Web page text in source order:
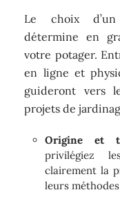
Le choix
détermine en
votre potager.
en ligne et
guideront vers
projets de
Origine et
privilégiez
clairement la
leurs